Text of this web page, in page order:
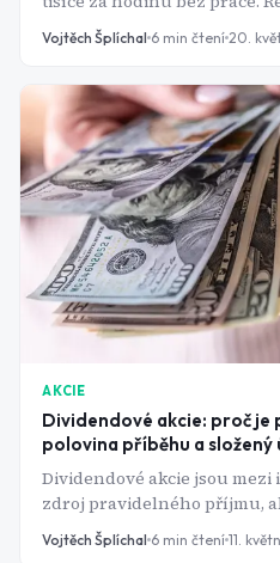
ale jiná. A pokud ji
peníze, nebo o čas. Tady
Vojtěch Šplíchal 6 min čtení 20.
AKCIE
Dividendové akcie: proč je
polovina příběhu a složený
Dividendové akcie jsou
zdroj pravidelného příjmu,
tak, aby z nich vytěžil
vysokým výnosem a čekat.
Vojtěch Šplíchal 6 min čtení 11.